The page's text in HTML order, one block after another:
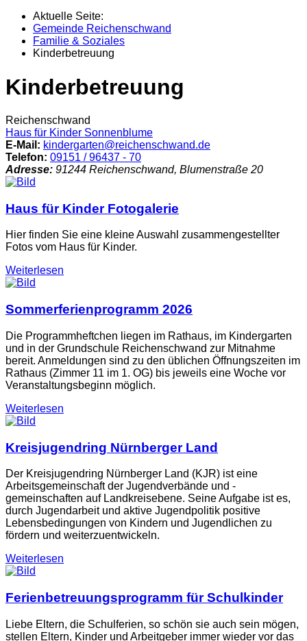
Aktuelle Seite:
Gemeinde Reichenschwand
Familie & Soziales
Kinderbetreuung
Kinderbetreuung
Reichenschwand
Haus für Kinder Sonnenblume
E-Mail: kindergarten@reichenschwand.de
Telefon: 09151 / 96437 - 70
Adresse: 91244 Reichenschwand, Blumenstraße 20
Haus für Kinder Fotogalerie
Hier finden Sie eine kleine Auswahl zusammengestellter
Fotos vom Haus für Kinder.
Weiterlesen
Sommerferienprogramm 2026
Die Programmheftchen liegen im Rathaus, im Kindergarten
und in der Grundschule Reichenschwand zur Mitnahme
bereit. Anmeldungen sind zu den üblichen Öffnungszeiten im
Rathaus (Zimmer 11 im 1. OG) bis jeweils eine Woche vor
Veranstaltungsbeginn möglich.
Weiterlesen
Kreisjugendring Nürnberger Land
Der Kreisjugendring Nürnberger Land (KJR) ist eine
Arbeitsgemeinschaft der Jugendverbände und -
gemeinschaften auf Landkreisebene. Seine Aufgabe ist es,
durch Jugendarbeit und aktive Jugendpolitik positive
Lebensbedingungen von Kindern und Jugendlichen zu
fördern und weiterzuentwickeln.
Weiterlesen
Ferienbetreuungsprogramm für Schulkinder
Liebe Eltern, die Schulferien, so schön sie auch sein mögen,
stellen Eltern, Kinder und Arbeitgeber immer wieder vor das